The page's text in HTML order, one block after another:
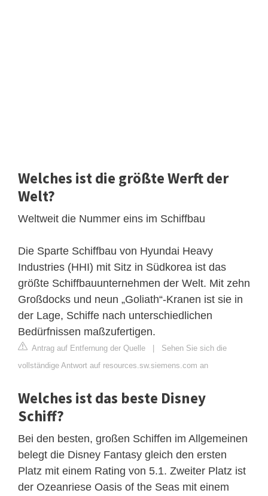
Welches ist die größte Werft der
Welt?
Weltweit die Nummer eins im Schiffbau
Die Sparte Schiffbau von Hyundai Heavy
Industries (HHI) mit Sitz in Südkorea ist das
größte Schiffbauunternehmen der Welt. Mit zehn
Großdocks und neun „Goliath“-Kranen ist sie in
der Lage, Schiffe nach unterschiedlichen
Bedürfnissen maßzufertigen.
Antrag auf Entfernung der Quelle | Sehen Sie sich die
vollständige Antwort auf resources.sw.siemens.com an
Welches ist das beste Disney
Schiff?
Bei den besten, großen Schiffen im Allgemeinen
belegt die Disney Fantasy gleich den ersten
Platz mit einem Rating von 5.1. Zweiter Platz ist
der Ozeanriese Oasis of the Seas mit einem